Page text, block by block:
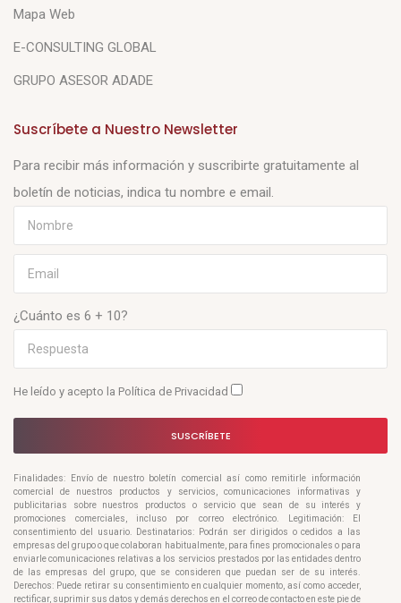
Mapa Web
E-CONSULTING GLOBAL
GRUPO ASESOR ADADE
Suscríbete a Nuestro Newsletter
Para recibir más información y suscribirte gratuitamente al
boletín de noticias, indica tu nombre e email.
¿Cuánto es 6 + 10?
He leído y acepto la Política de Privacidad
SUSCRÍBETE
Finalidades: Envío de nuestro boletín comercial así como remitirle información
comercial de nuestros productos y servicios, comunicaciones informativas y
publicitarias sobre nuestros productos o servicio que sean de su interés y
promociones comerciales, incluso por correo electrónico. Legitimación: El
consentimiento del usuario. Destinatarios: Podrán ser dirigidos o cedidos a las
empresas del grupo o que colaboran habitualmente, para fines promocionales o para
enviarle comunicaciones relativas a los servicios prestados por las entidades dentro
de las empresas del grupo, que se consideren que puedan ser de su interés.
Derechos: Puede retirar su consentimiento en cualquier momento, así como acceder,
rectificar, suprimir sus datos y demás derechos en el correo de contacto en este pie de